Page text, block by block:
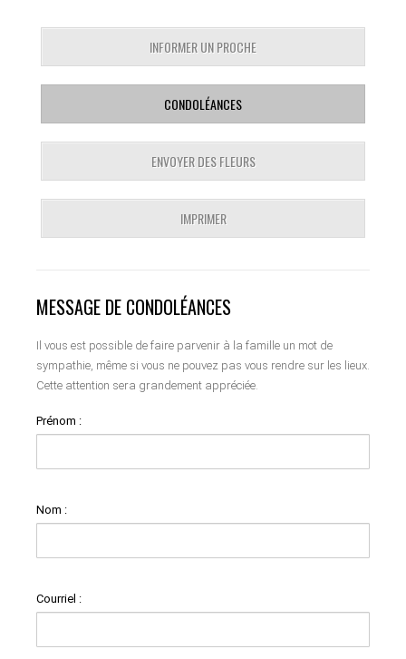
INFORMER UN PROCHE
CONDOLÉANCES
ENVOYER DES FLEURS
IMPRIMER
MESSAGE DE CONDOLÉANCES
Il vous est possible de faire parvenir à la famille un mot de
sympathie, même si vous ne pouvez pas vous rendre sur les lieux.
Cette attention sera grandement appréciée.
Prénom :
Nom :
Courriel :